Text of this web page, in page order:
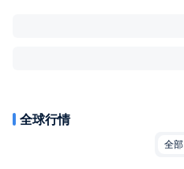
全球行情
全部